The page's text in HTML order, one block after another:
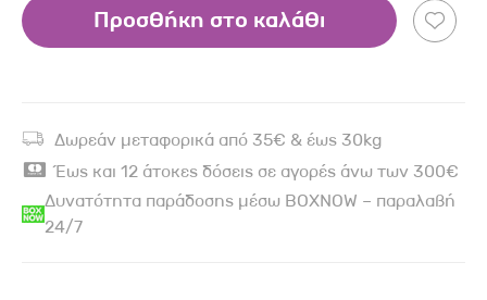
Προσθήκη στο καλάθι
Δωρεάν μεταφορικά από 35€ & έως 30kg
Έως και 12 άτοκες δόσεις σε αγορές άνω των 300€
Δυνατότητα παράδοσης μέσω BOXNOW – παραλαβή
24/7